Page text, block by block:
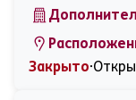
Закрыто⋅